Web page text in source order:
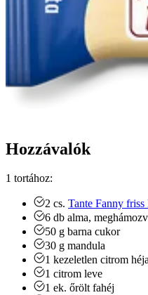
Hozzávalók
1 tortához:
2 cs. Tante Fanny friss
6 db alma,
50 g barna cukor
30 g mandula
1 kezeletlen citrom
1 citrom leve
1 ek. őrölt fahéj